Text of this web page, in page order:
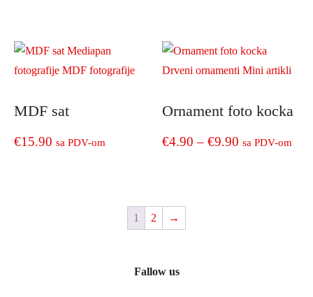
has
multiple
options
be
MDF sat
€15.90 sa PDV-om
Ornament foto kocka
€4.90 – €9.90 Price
sa PDV-om
multiple
options
1 2 →
Fallow us